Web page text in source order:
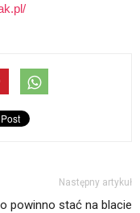
Następny artykuł
powinno stać na blacie